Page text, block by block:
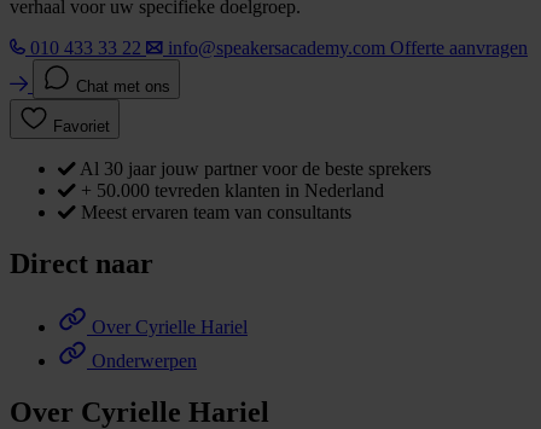
verhaal voor uw specifieke doelgroep.
010 433 33 22
info@speakersacademy.com Offerte aanvragen
Chat met ons
Favoriet
Al 30 jaar jouw partner voor de beste sprekers
+ 50.000 tevreden klanten in Nederland
Meest ervaren team van consultants
Direct naar
Over Cyrielle Hariel
Onderwerpen
Over Cyrielle Hariel